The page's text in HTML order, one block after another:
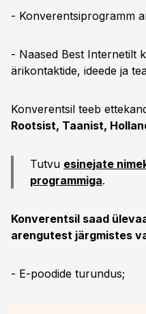
- Konverentsiprogramm
- Naased Best Internetilt
ärikontaktide, ideede ja
Konverentsil teeb
Rootsist, Taanist,
Tutvu esinejate
programmiga.
Konverentsil saad
arengutest järgmistes
- E-poodide turundus;